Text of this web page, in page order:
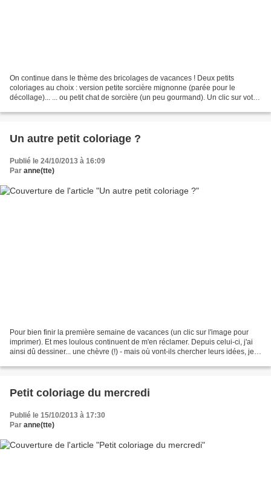
On continue dans le thème des bricolages de vacances ! Deux petits
coloriages au choix : version petite sorcière mignonne (parée pour le
décollage)... ... ou petit chat de sorcière (un peu gourmand). Un clic sur votre
Un autre petit coloriage ?
Publié le 24/10/2013 à 16:09
Par anne(tte)
Pour bien finir la première semaine de vacances (un clic sur l'image pour
imprimer). Et mes loulous continuent de m'en réclamer. Depuis celui-ci, j'ai
ainsi dû dessiner... une chèvre (!) - mais où vont-ils chercher leurs idées, je
Petit coloriage du mercredi
Publié le 15/10/2013 à 17:30
Par anne(tte)